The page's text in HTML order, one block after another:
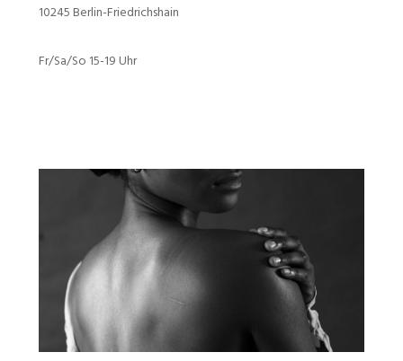
10245 Berlin-Friedrichshain
Fr/Sa/So 15-19 Uhr